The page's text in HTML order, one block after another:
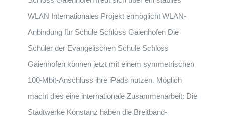
WLAN Internationales Projekt ermöglicht WLAN-
Anbindung für Schule Schloss Gaienhofen Die
Schüler der Evangelischen Schule Schloss
Gaienhofen können jetzt mit einem symmetrischen
100-Mbit-Anschluss ihre iPads nutzen. Möglich
macht dies eine internationale Zusammenarbeit: Die
Stadtwerke Konstanz haben die Breitband-